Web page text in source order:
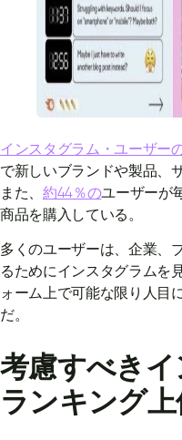
インスタグラム・ユーザー
で新しいブランドや製品、
また、約44％のユーザーが
商品を購入している。
多くのユーザーは、企業、
るためにインスタグラムを
ォーム上で可能な限り人目
だ。
考慮すべきイ
ランキング上